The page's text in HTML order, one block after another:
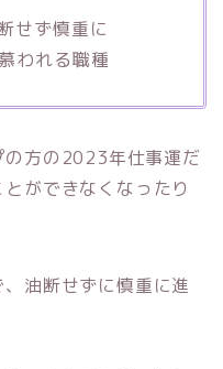
せず慎重に
われる職種
の方の2023年仕事運だ
ができなくなったり
油断せずに慎重に進